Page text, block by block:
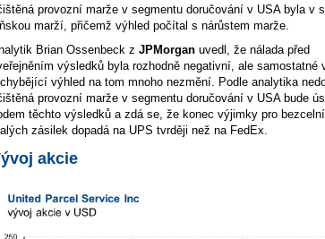
provozní marže v segmentu doručování v USA byla v
marží, přičemž výhled počítal s nárůstem marže.
Brian Ossenbeck z JPMorgan uvedl, že nálada před
výsledků byla rozhodně negativní, ale samostatné
výhled na tom mnoho nezmění. Podle analytika
provozní marže v segmentu doručování v USA bude
těchto výsledků a zdá se, že konec výjimky pro
zásilek dopadá na UPS tvrději než na FedEx.
akcie